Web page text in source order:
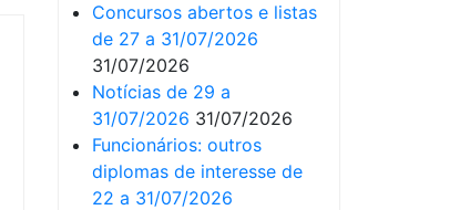
Concursos abertos e listas
de 27 a 31/07/2026
31/07/2026
Notícias de 29 a
31/07/2026 31/07/2026
Funcionários: outros
diplomas de interesse de
22 a 31/07/2026